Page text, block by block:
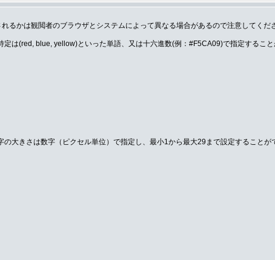
るかは観閲者のブラウザとシステムによって異なる場合があるので注意してくだ
定は(red, blue, yellow)といった単語、又は十六進数(例：#F5CA09)で指定すること
の大きさは数字（ピクセル単位）で指定し、最小1から最大29まで設定することが